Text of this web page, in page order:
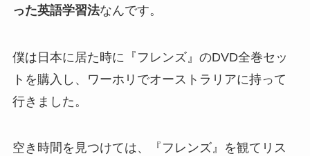
った英語学習法なんです。
僕は日本に居た時に『フレンズ』のDVD全巻セッ
トを購入し、ワーホリでオーストラリアに持って
行きました。
空き時間を見つけては、『フレンズ』を観てリス